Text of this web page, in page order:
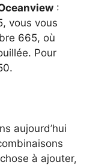
:
vous vous
665, où
Pour
aujourd’hui
à ajouter,